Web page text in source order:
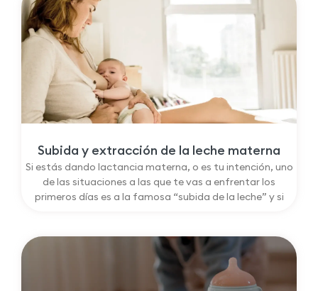
Subida y extracción de la leche materna
Si estás dando lactancia materna, o es tu intención, uno
de las situaciones a las que te vas a enfrentar los
primeros días es a la famosa “subida de la leche” y si